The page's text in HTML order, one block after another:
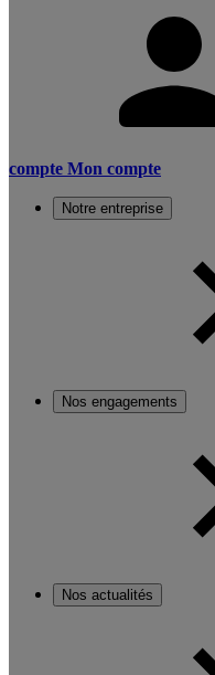
compte Mon compte
Notre entreprise
Nos engagements
Nos actualités